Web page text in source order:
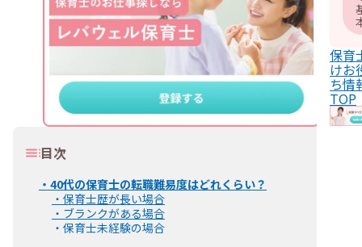
保育
けお
ち情
TOP
目次
・ 40代の保育士の転職難易度はどれくらい？
・ 保育士歴が長い場合
・ ブランクがある場合
・ 保育士未経験の場合